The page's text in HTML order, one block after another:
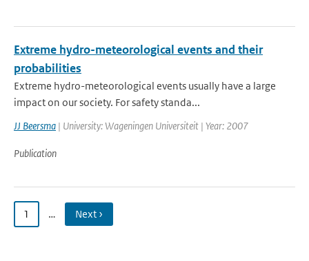
Extreme hydro-meteorological events and their
probabilities
Extreme hydro-meteorological events usually have a large
impact on our society. For safety standa...
JJ Beersma | University: Wageningen Universiteit | Year: 2007
Publication
1 … Next ›